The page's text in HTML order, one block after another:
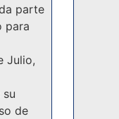
parte
para
Julio,
de